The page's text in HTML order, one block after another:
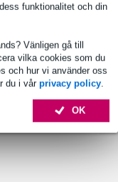
funktionalitet och din
Vänligen gå till
vilka cookies som du
och hur vi använder oss
du i vår privacy policy.
OK